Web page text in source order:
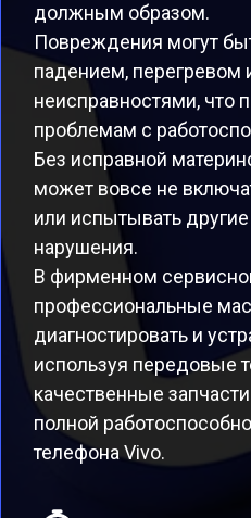
должным образом.
Повреждения могут
падением, перегревом
неисправностями, что
проблемам с
Без исправной
может вовсе не
или испытывать
нарушения.
В фирменном
профессиональные
диагностировать и
используя передовые
качественные
полной
телефона Vivo.